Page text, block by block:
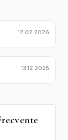
12.02.2026
13.12.2025